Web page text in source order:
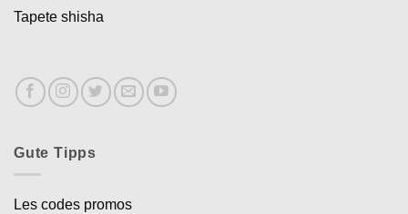
Tapete shisha
Gute Tipps
Les codes promos